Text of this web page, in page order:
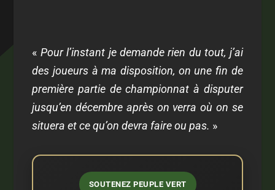
« Pour l’instant je demande rien du tout, j’ai
des joueurs à ma disposition, on une fin de
première partie de championnat à disputer
jusqu’en décembre après on verra où on se
situera et ce qu’on devra faire ou pas. »
SOUTENEZ PEUPLE VERT